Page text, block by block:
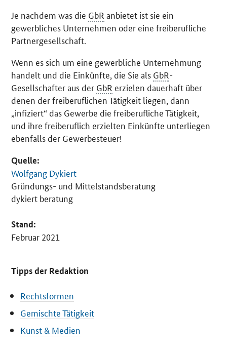
Je nachdem was die GbR anbietet ist sie ein
gewerbliches Unternehmen oder eine freiberufliche
Partnergesellschaft.
Wenn es sich um eine gewerbliche Unternehmung
handelt und die Einkünfte, die Sie als GbR-
Gesellschafter aus der GbR erzielen dauerhaft über
denen der freiberuflichen Tätigkeit liegen, dann
„infiziert“ das Gewerbe die freiberufliche Tätigkeit,
und ihre freiberuflich erzielten Einkünfte unterliegen
ebenfalls der Gewerbesteuer!
Quelle:
Wolfgang Dykiert
Gründungs- und Mittelstandsberatung
dykiert beratung
Stand:
Februar 2021
Tipps der Redaktion
Rechtsformen
Gemischte Tätigkeit
Kunst & Medien